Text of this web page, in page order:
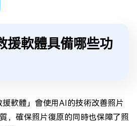
援軟體具備哪些功
軟體」會使用AI的技術改善照片
，確保照片復原的同時也保障了照